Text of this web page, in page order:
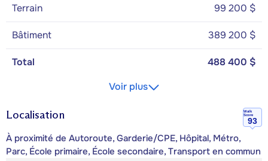
Terrain 99 200 $
Bâtiment 389 200 $
Total
488 400 $
Voir plus
Localisation
Walk
Score
93
À proximité de Autoroute, Garderie/CPE, Hôpital, Métro,
Parc, École primaire, École secondaire, Transport en commun